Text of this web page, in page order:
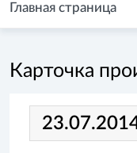
Главная страница
Карточка